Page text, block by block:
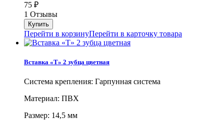
75 ₽
1 Отзывы
Перейти в корзинуПерейти в карточку товара
Вставка «Т» 2 зубца цветная
Система крепления: Гарпунная система
Материал: ПВХ
Размер: 14,5 мм